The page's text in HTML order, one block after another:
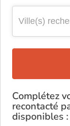
Complétez
recontacté
disponibles :